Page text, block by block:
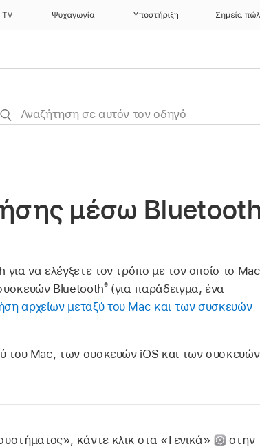
TV Ψυχαγωγία Υποστήριξη Σημεία
μέσω
για να ελέγξετε τον τρόπο με τον οποίο το Mac
Bluetooth®(για παράδειγμα, ένα
αρχείων μεταξύ του Mac και των συσκευών
του Mac, των συσκευών iOS και των συσκευών
κάντε κλικ στα «Γενικά»
στην